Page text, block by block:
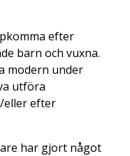
efter
barn och vuxna.
modern under
utföra
eller efter
har gjort något